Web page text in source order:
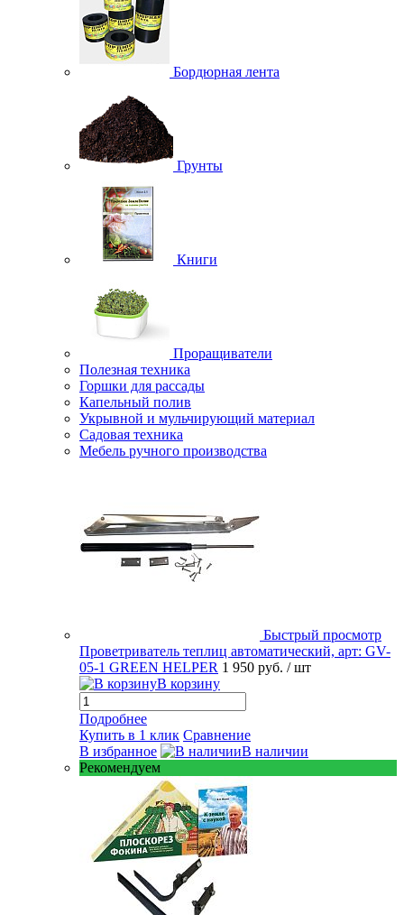
Бордюрная лента
Грунты
Книги
Проращиватели
Полезная техника
Горшки для рассады
Капельный полив
Укрывной и мульчирующий материал
Садовая техника
Мебель ручного производства
Быстрый просмотр
Проветриватель теплиц автоматический, арт: GV-
05-1 GREEN HELPER 1 950 руб. / шт
В корзину
Подробнее
Купить в 1 клик Сравнение
В избранное
В наличии
Рекомендуем